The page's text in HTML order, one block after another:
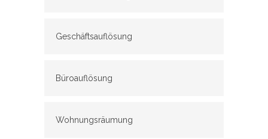
Geschäftsauflösung
Büroauflösung
Wohnungsräumung